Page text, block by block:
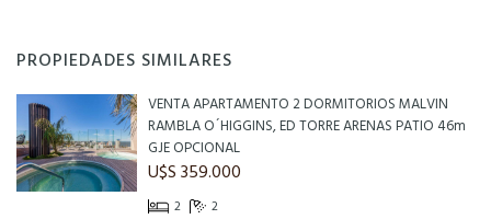
PROPIEDADES SIMILARES
VENTA APARTAMENTO 2 DORMITORIOS MALVIN
RAMBLA O´HIGGINS, ED TORRE ARENAS PATIO 46m
GJE OPCIONAL
U$S 359.000
2 2